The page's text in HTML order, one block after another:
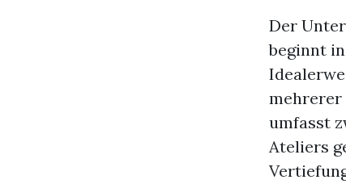
Der
beginnt
umfasst
Ateliers